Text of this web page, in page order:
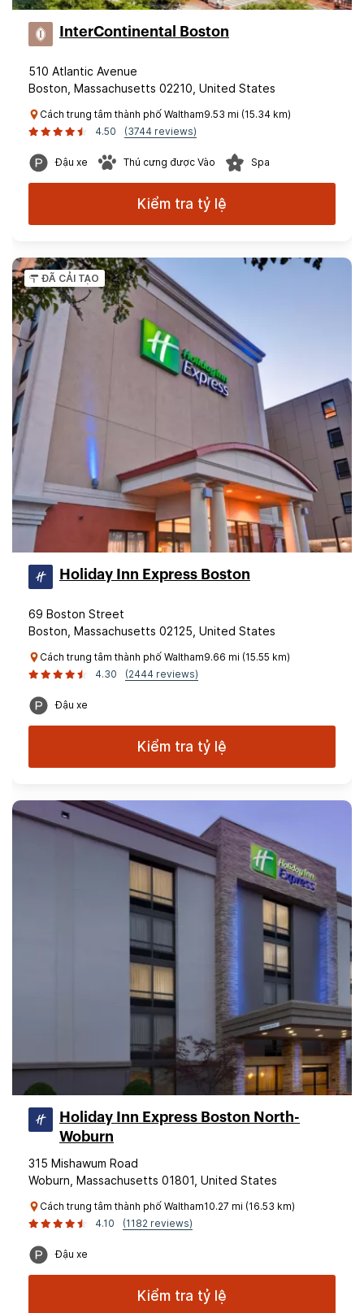
InterContinental Boston
510 Atlantic Avenue
Boston, Massachusetts 02210, United States
Cách trung tâm thành phố Waltham9.53 mi (15.34 km)
4.50
(3744 reviews)
Đậu xe Thú cưng được Vào Spa
Kiểm tra tỷ lệ
ĐÃ CẢI TẠO
Holiday Inn Express Boston
69 Boston Street
Boston, Massachusetts 02125, United States
Cách trung tâm thành phố Waltham9.66 mi (15.55 km)
4.30
(2444 reviews)
Đậu xe
Kiểm tra tỷ lệ
Holiday Inn Express Boston North-
Woburn
315 Mishawum Road
Woburn, Massachusetts 01801, United States
Cách trung tâm thành phố Waltham10.27 mi (16.53 km)
4.10
(1182 reviews)
Đậu xe
Kiểm tra tỷ lệ